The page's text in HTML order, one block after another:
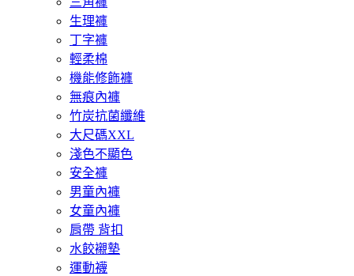
生理褲
丁字褲
輕柔棉
機能修飾褲
無痕內褲
竹炭抗菌纖維
大尺碼XXL
淺色不顯色
安全褲
男童內褲
女童內褲
肩帶 背扣
水餃襯墊
運動襪